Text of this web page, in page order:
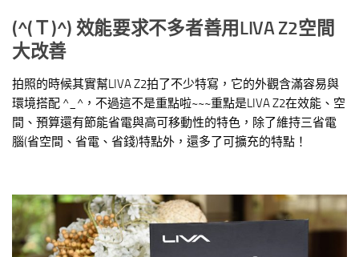
(^(Ｔ)^) 效能要求不多者善用LIVA Z2空間
大改善
拍照的時候其實幫LIVA Z2拍了不少特寫，它的外觀含滿容易與
環境搭配 ^_^，不過這不是重點啦~~~重點是LIVA Z2在效能、空
間、預算還有節能省電與高可移動性的特色，除了維持三省電
腦(省空間、省電、省錢)特點外，還多了可擴充的特點！